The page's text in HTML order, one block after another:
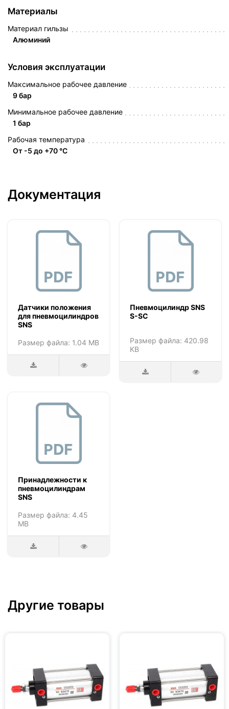
Материалы
Материал гильзы
Алюминий
Условия эксплуатации
Максимальное рабочее давление
9 бар
Минимальное рабочее давление
1 бар
Рабочая температура
От -5 до +70 °C
Документация
Датчики положения
для пневмоцилиндров
SNS
Размер файла: 1.04 MB
Пневмоцилиндр SNS
S-SC
Размер файла: 420.98
KB
Принадлежности к
пневмоцилиндрам
SNS
Размер файла: 4.45
MB
Другие товары